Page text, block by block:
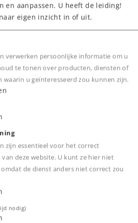
machinistencabine digitaal
alle vier de assen via cardan
en aanpassen. U heeft de leiding!
eigen inzicht in of uit.
verwerken persoonlijke informatie om u
te tonen over producten, diensten of
waarin u geïnteresseerd zou kunnen zijn.
zijn essentieel voor het correct
deze website. U kunt ze hier niet
de dienst anders niet correct zou
nodig)